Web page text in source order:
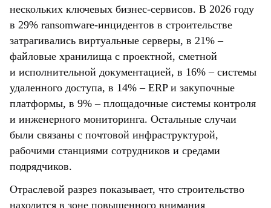
нескольких ключевых бизнес-сервисов. В 2026 году
в 29% ransomware-инцидентов в строительстве
затрагивались виртуальные серверы, в 21% –
файловые хранилища с проектной, сметной
и исполнительной документацией, в 16% – системы
удаленного доступа, в 14% – ERP и закупочные
платформы, в 9% – площадочные системы контроля
и инженерного мониторинга. Остальные случаи
были связаны с почтовой инфраструктурой,
рабочими станциями сотрудников и средами
подрядчиков.
Отраслевой разрез показывает, что строительство
находится в зоне повышенного внимания